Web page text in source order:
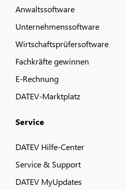
Anwaltssoftware
Unternehmenssoftware
Wirtschaftsprüfersoftware
Fachkräfte gewinnen
E-Rechnung
DATEV-Marktplatz
Service
DATEV Hilfe-Center
Service & Support
DATEV MyUpdates